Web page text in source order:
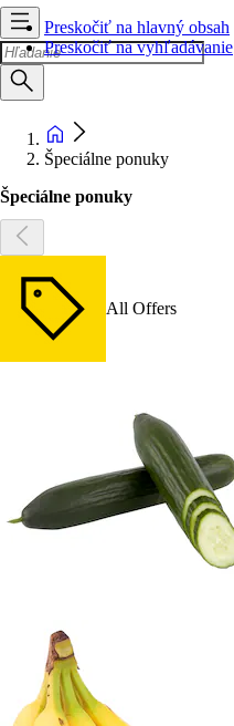
Preskočiť na hlavný obsah
Preskočiť na vyhľadávanie
Špeciálne ponuky
Špeciálne ponuky
All Offers